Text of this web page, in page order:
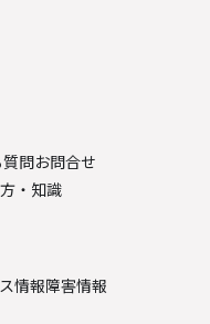
問お問合せ
・知識
情報障害情報